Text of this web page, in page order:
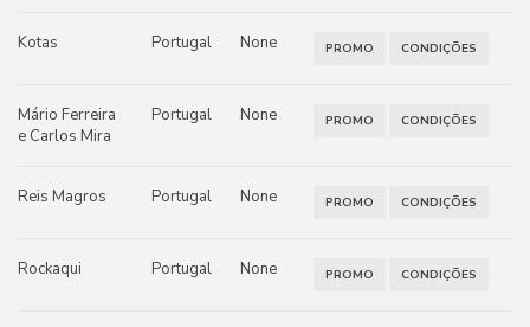
Kotas Portugal None PROMO CONDIÇÕES
Mário Ferreira
e Carlos Mira
Portugal None PROMO CONDIÇÕES
Reis Magros Portugal None PROMO CONDIÇÕES
Rockaqui Portugal None PROMO CONDIÇÕES